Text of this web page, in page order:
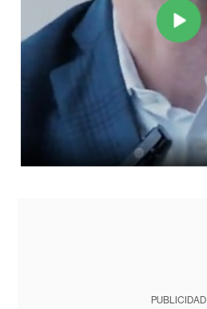
PUBLICIDAD